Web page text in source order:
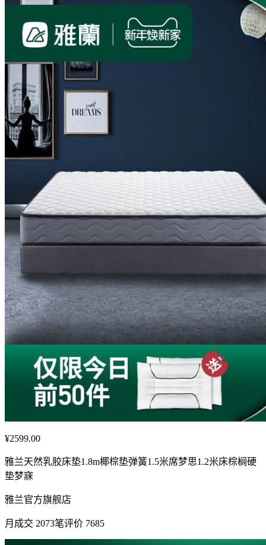
¥2599.00
雅兰天然乳胶床垫1.8m椰棕垫弹簧1.5米席梦思1.2米床棕榈硬
垫梦寐
雅兰官方旗舰店
月成交 2073笔评价 7685